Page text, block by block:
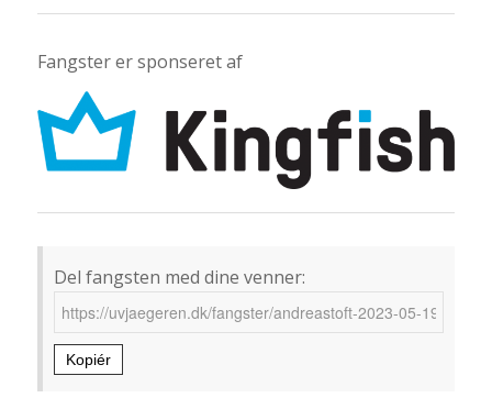
Fangster er sponseret af
Del fangsten med dine venner:
Kopiér